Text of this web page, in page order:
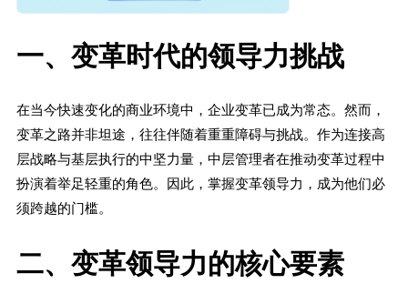
一、变革时代的领导力挑战
在当今快速变化的商业环境中，企业变革已成为常态。然而，
变革之路并非坦途，往往伴随着重重障碍与挑战。作为连接高
层战略与基层执行的中坚力量，中层管理者在推动变革过程中
扮演着举足轻重的角色。因此，掌握变革领导力，成为他们必
须跨越的门槛。
二、变革领导力的核心要素